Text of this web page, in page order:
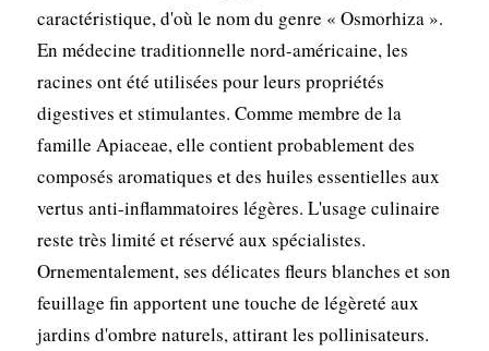
caractéristique, d'où le nom du genre « Osmorhiza ».
En médecine traditionnelle nord-américaine, les
racines ont été utilisées pour leurs propriétés
digestives et stimulantes. Comme membre de la
famille Apiaceae, elle contient probablement des
composés aromatiques et des huiles essentielles aux
vertus anti-inflammatoires légères. L'usage culinaire
reste très limité et réservé aux spécialistes.
Ornementalement, ses délicates fleurs blanches et son
feuillage fin apportent une touche de légèreté aux
jardins d'ombre naturels, attirant les pollinisateurs.